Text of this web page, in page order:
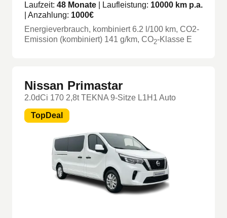
Laufzeit: 48 Monate | Laufleistung: 10000 km p.a.
| Anzahlung: 1000€
Energieverbrauch, kombiniert6.2 l/100 km, CO2-
Emission (kombiniert) 141 g/km, CO2-Klasse E
Nissan Primastar
2.0dCi 170 2,8t TEKNA 9-Sitze L1H1 Auto
TopDeal